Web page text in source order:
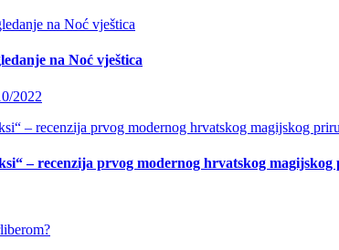
na Noć vještica
2022
– recenzija prvog modernog hrvatskog